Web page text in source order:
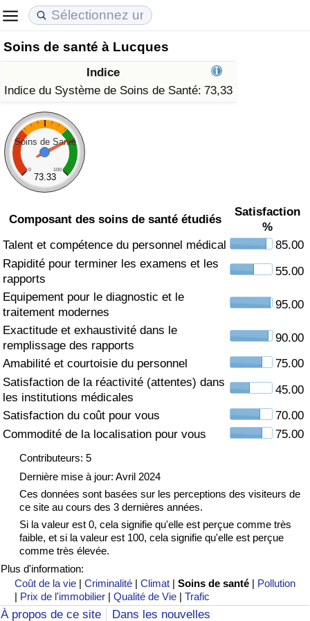
Soins de santé à Lucques
Indice
Indice du Système de Soins de Santé: 73,33
Soins de Santé
0 100
73.33
Composant des soins de santé étudiés
Satisfaction
%
Talent et compétence du personnel médical
85.00
Rapidité pour terminer les examens et les
rapports
55.00
Equipement pour le diagnostic et le
traitement modernes
95.00
Exactitude et exhaustivité dans le
remplissage des rapports
90.00
Amabilité et courtoisie du personnel
75.00
Satisfaction de la réactivité (attentes) dans
les institutions médicales
45.00
Satisfaction du coût pour vous
70.00
Commodité de la localisation pour vous
75.00
Contributeurs: 5
Dernière mise à jour: Avril 2024
Ces données sont basées sur les perceptions des visiteurs de
ce site au cours des 3 dernières années.
Si la valeur est 0, cela signifie qu'elle est perçue comme très
faible, et si la valeur est 100, cela signifie qu'elle est perçue
comme très élevée.
Plus d'information:
Coût de la vie |Criminalité |Climat |Soins de santé | Pollution
| Prix de l'immobilier |Qualité de Vie |Trafic
À propos de ce site Dans les nouvelles
Coût de la vie
Indice du Coût de la Vie (Actuel)
Indice du Coût de la Vie
Indice du coût de la vie par pays
à Akaba
Prix de l'immobilier
Indice des Prix de l'immobilier (Actuel)
Indice des Prix de l'immobilier
Indice des Prix de l'immobilier par Pays
Qualité de Vie
Indice de Qualité de Vie
Indice de Qualité de Vie (Actuel)
Indice de qualité de vie par pays
Criminalité
Indice de Criminalité (Actuel)
Indice de Criminalité
Indice de criminalité par pays
Soins de santé
Indice des soins de santé (Actuel)
Indice des soins de santé
Indice des soins de santé par Pays
Pollution
Indice de Pollution (Actuel)
Indice de pollution
Indice de Pollution par Pays
Trafic